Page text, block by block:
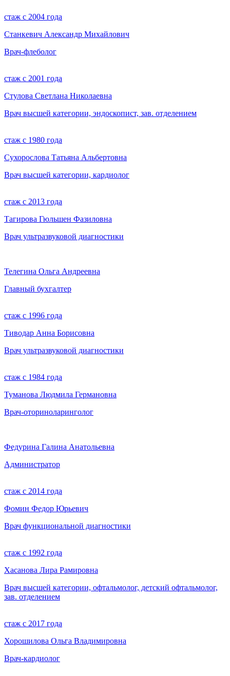
стаж с 2004 года
Станкевич Александр Михайлович
Врач-флеболог
стаж с 2001 года
Стулова Светлана Николаевна
Врач высшей категории, эндоскопист, зав. отделением
стаж с 1980 года
Сухорослова Татьяна Альбертовна
Врач высшей категории, кардиолог
стаж с 2013 года
Тагирова Гюльшен Фазиловна
Врач ультразвуковой диагностики
Телегина Ольга Андреевна
Главный бухгалтер
стаж с 1996 года
Тиводар Анна Борисовна
Врач ультразвуковой диагностики
стаж с 1984 года
Туманова Людмила Германовна
Врач-оториноларинголог
Федурина Галина Анатольевна
Администратор
стаж с 2014 года
Фомин Федор Юрьевич
Врач функциональной диагностики
стаж с 1992 года
Хасанова Лира Рамировна
Врач высшей категории, офтальмолог, детский офтальмолог,
зав. отделением
стаж с 2017 года
Хорошилова Ольга Владимировна
Врач-кардиолог